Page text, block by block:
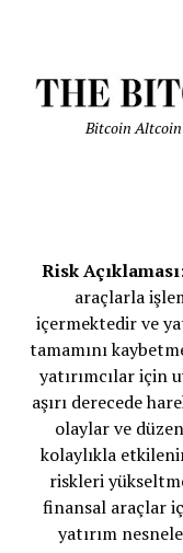
Bitcoin Altcoin
Risk
araçlarla
içermektedir ve
tamamını
yatırımcılar için
aşırı derecede
olaylar ve
kolaylıkla
riskleri
finansal araçlar
yatırım